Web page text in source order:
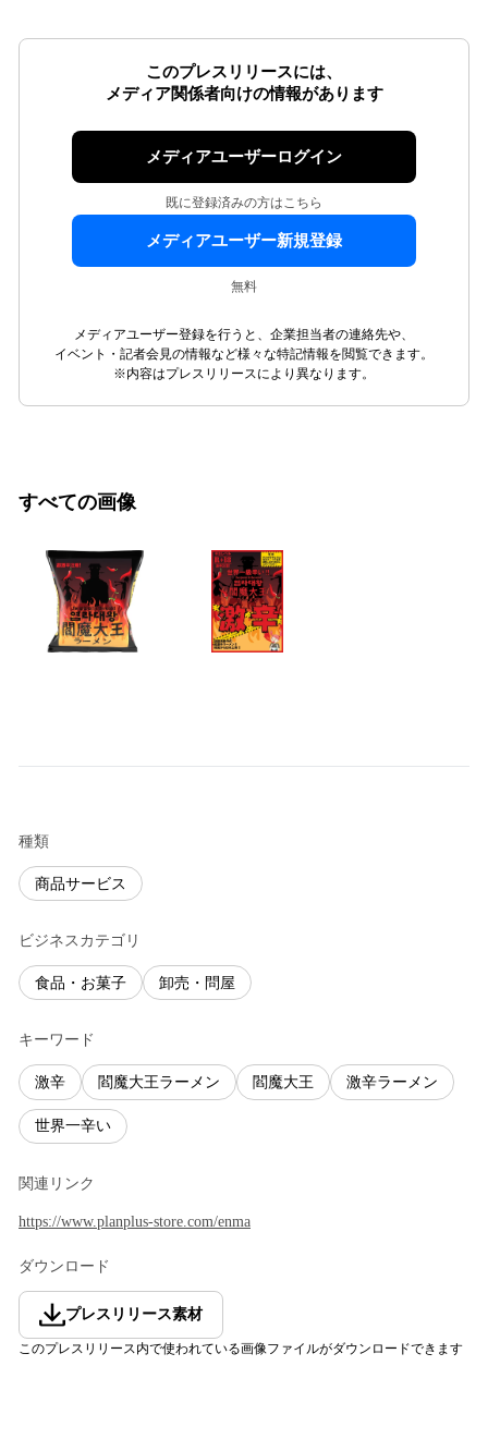
このプレスリリースには、
メディア関係者向けの情報があります
メディアユーザーログイン
既に登録済みの方はこちら
メディアユーザー新規登録
無料
メディアユーザー登録を行うと、企業担当者の連絡先や、
イベント・記者会見の情報など様々な特記情報を閲覧できます。
※内容はプレスリリースにより異なります。
すべての画像
種類
商品サービス
ビジネスカテゴリ
食品・お菓子 卸売・問屋
キーワード
激辛 閻魔大王ラーメン 閻魔大王 激辛ラーメン
世界一辛い
関連リンク
https://www.planplus-store.com/enma
ダウンロード
プレスリリース素材
このプレスリリース内で使われている画像ファイルがダウンロードできます